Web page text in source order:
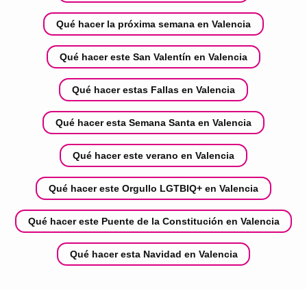
Qué hacer la próxima semana en Valencia
Qué hacer este San Valentín en Valencia
Qué hacer estas Fallas en Valencia
Qué hacer esta Semana Santa en Valencia
Qué hacer este verano en Valencia
Qué hacer este Orgullo LGTBIQ+ en Valencia
Qué hacer este Puente de la Constitución en Valencia
Qué hacer esta Navidad en Valencia